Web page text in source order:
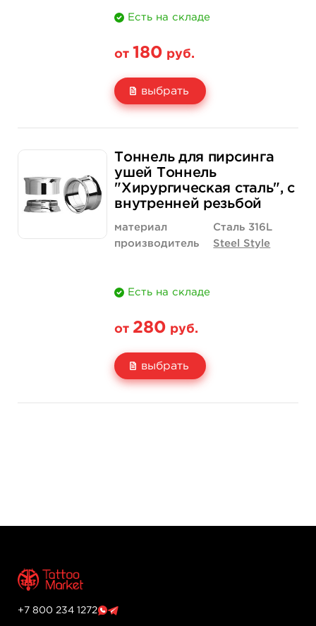
Есть на складе
от 180 руб.
выбрать
Количество купить
Тоннель для пирсинга
ушей Тоннель
"Хирургическая сталь", с
внутренней резьбой
материал
Сталь 316L
производитель
Steel Style
Есть на складе
от 280 руб.
выбрать
+7 800 234 1272